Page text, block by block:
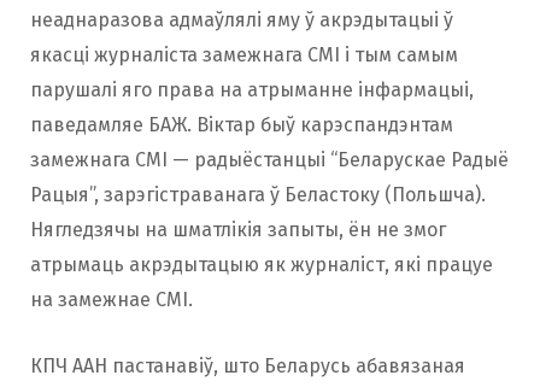
неаднаразова адмаўлялі яму ў акрэдытацыі ў
якасці журналіста замежнага СМІ і тым самым
парушалі яго права на атрыманне інфармацыі,
паведамляе БАЖ. Віктар быў карэспандэнтам
замежнага СМІ — радыёстанцыі “Беларускае Радыё
Рацыя”, зарэгістраванага ў Беластоку (Польшча).
Нягледзячы на шматлікія запыты, ён не змог
атрымаць акрэдытацыю як журналіст, які працуе
на замежнае СМІ.
КПЧ ААН пастанавіў, што Беларусь абавязаная